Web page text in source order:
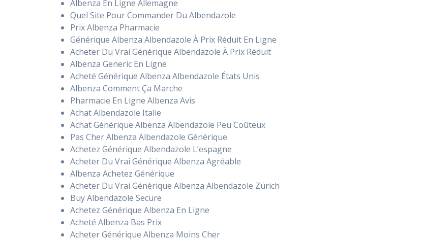
Albenza En Ligne Allemagne
Quel Site Pour Commander Du Albendazole
Prix Albenza Pharmacie
Générique Albenza Albendazole À Prix Réduit En Ligne
Acheter Du Vrai Générique Albendazole À Prix Réduit
Albenza Generic En Ligne
Acheté Générique Albenza Albendazole États Unis
Albenza Comment Ça Marche
Pharmacie En Ligne Albenza Avis
Achat Albendazole Italie
Achat Générique Albenza Albendazole Peu Coûteux
Pas Cher Albenza Albendazole Générique
Achetez Générique Albendazole L’espagne
Acheter Du Vrai Générique Albenza Agréable
Albenza Achetez Générique
Acheter Du Vrai Générique Albenza Albendazole Zürich
Buy Albendazole Secure
Achetez Générique Albenza En Ligne
Acheté Albenza Bas Prix
Acheter Générique Albenza Moins Cher